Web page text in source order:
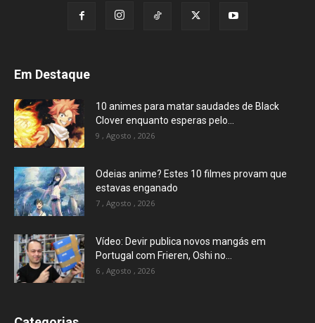
Em Destaque
10 animes para matar saudades de Black
Clover enquanto esperas pelo...
9 , Agosto , 2026
Odeias anime? Estes 10 filmes provam que
estavas enganado
7 , Agosto , 2026
Vídeo: Devir publica novos mangás em
Portugal com Frieren, Oshi no...
6 , Agosto , 2026